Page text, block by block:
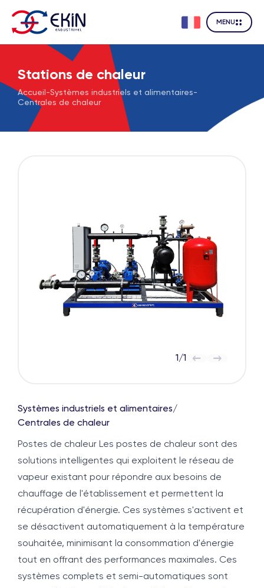
MENU
Stations de chaleur
Accueil -Systèmes industriels et alimentaires-
Centrales de chaleur
1/1
Systèmes industriels et alimentaires/
Centrales de chaleur
Postes de chaleur Les postes de chaleur sont des
solutions intelligentes qui exploitent le réseau de
vapeur existant pour répondre aux besoins de
chauffage de l'établissement et permettent la
récupération d'énergie. Ces systèmes s'activent et
se désactivent automatiquement à la température
souhaitée, minimisant la consommation d'énergie
tout en offrant des performances maximales. Ces
systèmes complets et semi-automatiques sont